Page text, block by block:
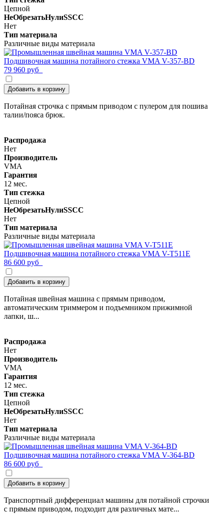
Цепной
НеОбрезатьНулиSSCC
Нет
Тип материала
Различные виды материала
Подшивочная машина потайного стежка VMA V-357-BD
79 960 руб
Добавить в корзину
Потайная строчка с прямым приводом с пулером для пошива
талии/пояса брюк.
Распродажа
Нет
Производитель
VMA
Гарантия
12 мес.
Тип стежка
Цепной
НеОбрезатьНулиSSCC
Нет
Тип материала
Различные виды материала
Подшивочная машина потайного стежка VMA V-T511E
86 600 руб
Добавить в корзину
Потайная швейная машина с прямым приводом,
автоматическим триммером и подъемником прижимной
лапки, ш...
Распродажа
Нет
Производитель
VMA
Гарантия
12 мес.
Тип стежка
Цепной
НеОбрезатьНулиSSCC
Нет
Тип материала
Различные виды материала
Подшивочная машина потайного стежка VMA V-364-BD
86 600 руб
Добавить в корзину
Транспортный дифференциал машины для потайной строчки
с прямым приводом, подходит для различных мате...